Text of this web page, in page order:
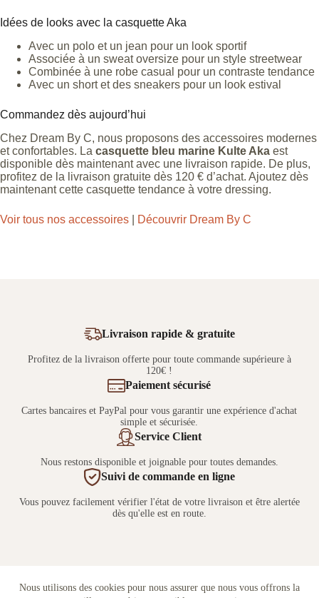
Nous utilisons des cookies pour nous assurer que nous vous offrons la
Idées de looks avec la casquette Aka
Avec un polo et un jean pour un look sportif
Associée à un sweat oversize pour un style streetwear
Combinée à une robe casual pour un contraste tendance
Avec un short et des sneakers pour un look estival
Commandez dès aujourd’hui
Chez Dream By C, nous proposons des accessoires modernes
et confortables. La casquette bleu marine Kulte Aka est
disponible dès maintenant avec une livraison rapide. De plus,
profitez de la livraison gratuite dès 120 € d’achat. Ajoutez dès
maintenant cette casquette tendance à votre dressing.
Voir tous nos accessoires Découvrir Dream By C
Livraison rapide & gratuite
Profitez de la livraison offerte pour toute commande supérieure à
120€ !
Paiement sécurisé
Cartes bancaires et PayPal pour vous garantir une expérience d'achat
simple et sécurisée.
Service Client
Nous restons disponible et joignable pour toutes demandes.
Suivi de commande en ligne
Vous pouvez facilement vérifier l'état de votre livraison et être alertée
dès qu'elle est en route.